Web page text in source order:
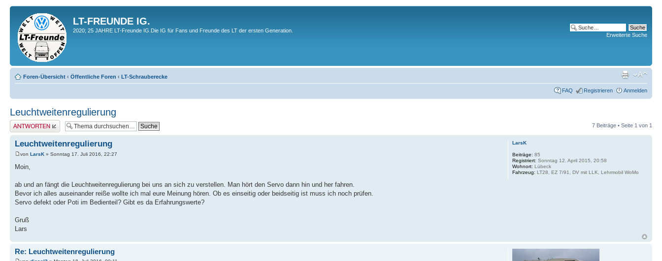
LT-FREUNDE IG.
2020; 25 JAHRE LT-Freunde IG.Die IG für Fans und Freunde des LT der ersten Generation.
Erweiterte Suche
Foren-Übersicht ‹ Öffentliche Foren ‹ LT-Schrauberecke
FAQ Registrieren Anmelden
Leuchtweitenregulierung
Antwort erstellen 7 Beiträge • Seite 1 von 1
Leuchtweitenregulierung
von LarsK » Sonntag 17. Juli 2016, 22:27
Moin,
ab und an fängt die Leuchtweitenregulierung bei uns an sich zu verstellen. Man hört den Servo dann hin und her fahren.
Bevor ich alles auseinander reiße wollte ich mal eure Meinung hören. Ob es einseitig oder beidseitig ist muss ich noch prüfen.
Servo defekt oder Poti im Bedienteil? Gibt es da Erfahrungswerte?
Gruß
Lars
LarsK
Beiträge: 85
Registriert: Sonntag 12. April 2015, 20:58
Wohnort: Lübeck
Fahrzeug: LT28, EZ 7/91, DV mit LLK, Lehrmobil WoMo
Re: Leuchtweitenregulierung